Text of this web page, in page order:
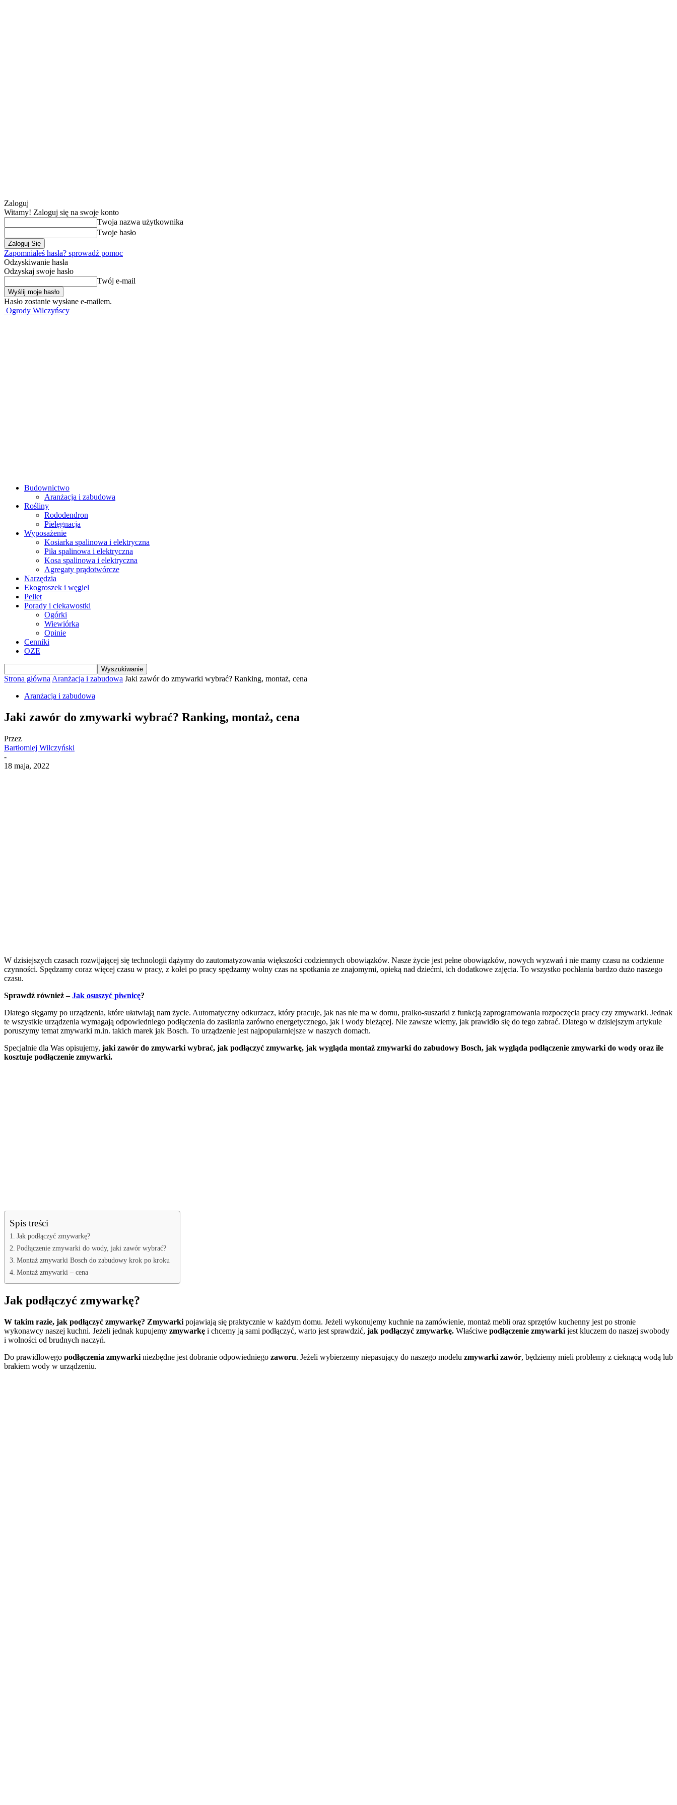
Zaloguj
Witamy! Zaloguj się na swoje konto
Twoja nazwa użytkownika
Twoje hasło
Zapomniałeś hasła? sprowadź pomoc
Odzyskiwanie hasła
Odzyskaj swoje hasło
Twój e-mail
Hasło zostanie wysłane e-mailem.
Ogrody Wilczyńscy
Budownictwo
Aranżacja i zabudowa
Rośliny
Rododendron
Pielęgnacja
Wyposażenie
Kosiarka spalinowa i elektryczna
Piła spalinowa i elektryczna
Kosa spalinowa i elektryczna
Agregaty prądotwórcze
Narzędzia
Ekogroszek i węgiel
Pellet
Porady i ciekawostki
Ogórki
Wiewiórka
Opinie
Cenniki
OZE
Strona główna Aranżacja i zabudowa Jaki zawór do zmywarki wybrać? Ranking, montaż, cena
Aranżacja i zabudowa
Jaki zawór do zmywarki wybrać? Ranking, montaż, cena
Przez
Bartłomiej Wilczyński
-
18 maja, 2022
W dzisiejszych czasach rozwijającej się technologii dążymy do zautomatyzowania większości codziennych obowiązków. Nasze życie jest pełne obowiązków, nowych wyzwań i nie mamy czasu na codzienne
czynności. Spędzamy coraz więcej czasu w pracy, z kolei po pracy spędzamy wolny czas na spotkania ze znajomymi, opieką nad dziećmi, ich dodatkowe zajęcia. To wszystko pochłania bardzo dużo naszego
czasu.
Sprawdź również –Jak osuszyć piwnicę?
Dlatego sięgamy po urządzenia, które ułatwiają nam życie. Automatyczny odkurzacz, który pracuje, jak nas nie ma w domu, pralko-suszarki z funkcją zaprogramowania rozpoczęcia pracy czy zmywarki. Jednak
te wszystkie urządzenia wymagają odpowiedniego podłączenia do zasilania zarówno energetycznego, jak i wody bieżącej. Nie zawsze wiemy, jak prawidło się do tego zabrać. Dlatego w dzisiejszym artykule
poruszymy temat zmywarki m.in. takich marek jak Bosch. To urządzenie jest najpopularniejsze w naszych domach.
Specjalnie dla Was opisujemy, jaki zawór do zmywarki wybrać, jak podłączyć zmywarkę, jak wygląda montaż zmywarki do zabudowy Bosch, jak wygląda podłączenie zmywarki do wody oraz ile
kosztuje podłączenie zmywarki.
Spis treści
Jak podłączyć zmywarkę?
Podłączenie zmywarki do wody, jaki zawór wybrać?
Montaż zmywarki Bosch do zabudowy krok po kroku
Montaż zmywarki – cena
Jak podłączyć zmywarkę?
W takim razie, jak podłączyć zmywarkę? Zmywarki pojawiają się praktycznie w każdym domu. Jeżeli wykonujemy kuchnie na zamówienie, montaż mebli oraz sprzętów kuchenny jest po stronie
wykonawcy naszej kuchni. Jeżeli jednak kupujemy zmywarkę i chcemy ją sami podłączyć, warto jest sprawdzić, jak podłączyć zmywarkę. Właściwe podłączenie zmywarki jest kluczem do naszej swobody
i wolności od brudnych naczyń.
Do prawidłowego podłączenia zmywarki niezbędne jest dobranie odpowiedniego zaworu. Jeżeli wybierzemy niepasujący do naszego modelu zmywarki zawór, będziemy mieli problemy z cieknącą wodą lub
brakiem wody w urządzeniu.